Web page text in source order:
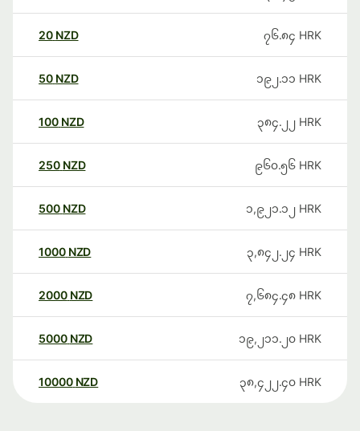
20 NZD ၇၆.၈၄ HRK
50 NZD ၁၉၂.၁၁ HRK
100 NZD ၃၈၄.၂၂ HRK
250 NZD ၉၆၀.၅၆ HRK
500 NZD ၁,၉၂၁.၁၂ HRK
1000 NZD ၃,၈၄၂.၂၄ HRK
2000 NZD ၇,၆၈၄.၄၈ HRK
5000 NZD ၁၉,၂၁၁.၂၀ HRK
10000 NZD ၃၈,၄၂၂.၄၀ HRK